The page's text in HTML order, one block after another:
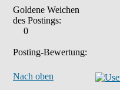
Goldene Weichen
des Postings:
0
Posting-Bewertung:
Nach oben